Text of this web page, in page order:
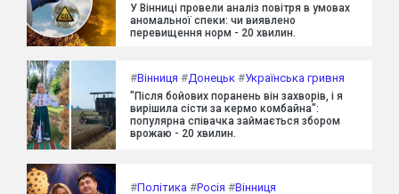
У Вінниці провели аналіз повітря в умовах
аномальної спеки: чи виявлено
перевищення норм - 20 хвилин.
#Вінниця #Донецьк #Українська гривня
"Після бойових поранень він захворів, і я
вирішила сісти за кермо комбайна":
популярна співачка займається збором
врожаю - 20 хвилин.
#Політика #Росія #Вінниця